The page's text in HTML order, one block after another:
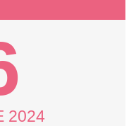
2024